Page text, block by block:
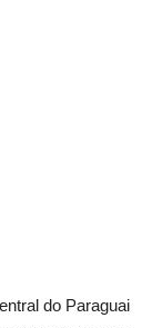
do Paraguai